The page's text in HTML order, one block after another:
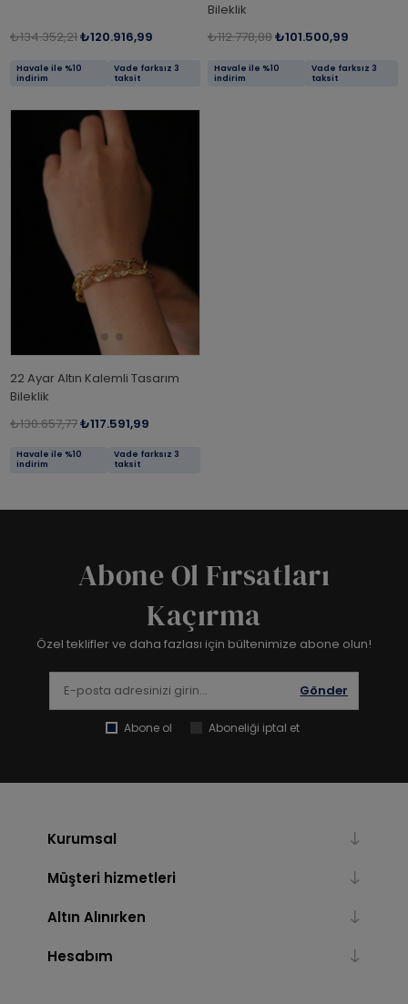
₺134.352,21₺120.916,99
Havale ile %10
indirim
Vade farksız 3
taksit
Bileklik
₺112.778,88₺101.500,99
Havale ile %10
indirim
Vade farksız 3
taksit
22 Ayar Altın Kalemli Tasarım
Bileklik
₺130.657,77₺117.591,99
Havale ile %10
indirim
Vade farksız 3
taksit
Abone Ol Fırsatları
Kaçırma
Özel teklifler ve daha fazlası için bültenimize abone olun!
Gönder
Abone ol Aboneliği iptal et
Kurumsal
Müşteri hizmetleri
Altın Alınırken
Hesabım